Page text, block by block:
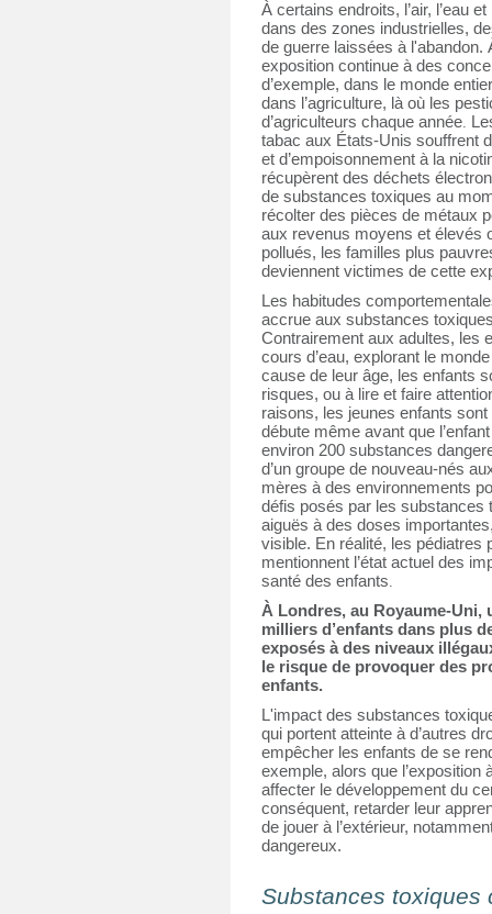
À certains endroits, l’air, l’eau
dans des zones industrielles,
de guerre laissées à
exposition continue à des
d’exemple, dans le monde
dans l’agriculture, là où les
d’agriculteurs chaque année.
tabac aux États-Unis souffrent
et d’empoisonnement à la
récupèrent des déchets
de substances toxiques au
récolter des pièces de métaux
aux revenus moyens et élevés
pollués, les familles plus
deviennent victimes de cette
Les habitudes
accrue aux substances
Contrairement aux adultes, les
cours d’eau, explorant le
cause de leur âge, les enfants
risques, ou à lire et faire
raisons, les jeunes enfants
débute même avant que
environ 200 substances
d’un groupe de nouveau-nés
mères à des environnements
défis posés par les substances
aiguës à des doses
visible. En réalité, les pédiatres
mentionnent l’état actuel des
santé des enfants.
À Londres, au Royaume-Uni,
milliers d’enfants dans plus
exposés à des niveaux
le risque de provoquer des
enfants.
L'impact des substances
qui portent atteinte à d’autres
empêcher les enfants de se
exemple, alors que
affecter le développement du
conséquent, retarder leur
de jouer à l’extérieur,
dangereux.
Substances toxiques